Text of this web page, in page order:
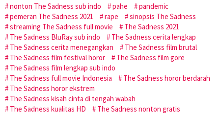
nonton The Sadness sub indo
pahe
pandemic
pemeran The Sadness 2021
rape
sinopsis The Sadness
streaming The Sadness full movie
The Sadness 2021
The Sadness BluRay sub indo
The Sadness cerita lengkap
The Sadness cerita menegangkan
The Sadness film brutal
The Sadness film festival horor
The Sadness film gore
The Sadness film lengkap sub indo
The Sadness full movie Indonesia
The Sadness horor berdarah
The Sadness horor ekstrem
The Sadness kisah cinta di tengah wabah
The Sadness kualitas HD
The Sadness nonton gratis